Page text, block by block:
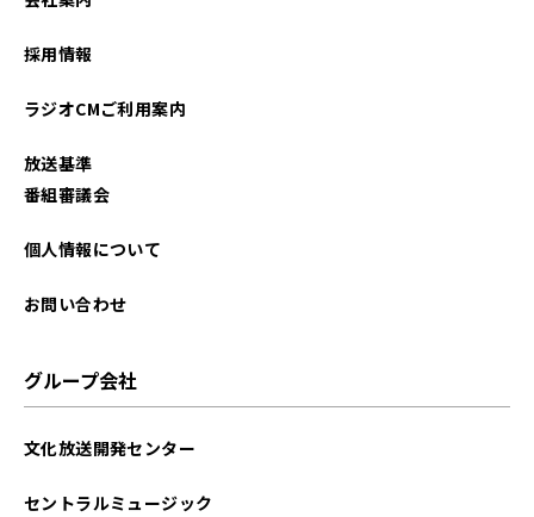
採用情報
ラジオCMご利用案内
放送基準
番組審議会
個人情報について
お問い合わせ
グループ会社
文化放送開発センター
セントラルミュージック